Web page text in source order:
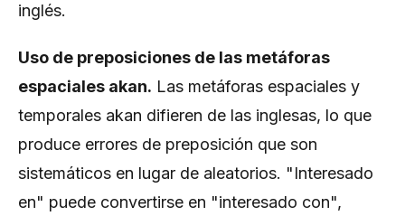
inglés.
Uso de preposiciones de las metáforas
espaciales akan. Las metáforas espaciales y
temporales akan difieren de las inglesas, lo que
produce errores de preposición que son
sistemáticos en lugar de aleatorios. "Interesado
en" puede convertirse en "interesado con",